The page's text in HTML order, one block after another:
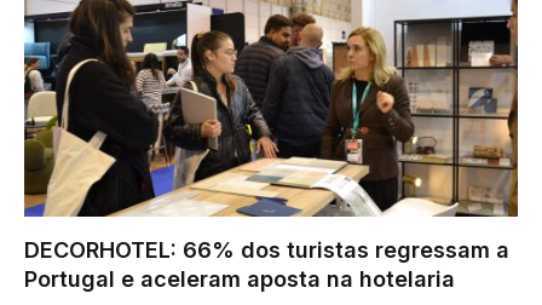
DECORHOTEL: 66% dos turistas regressam a
Portugal e aceleram aposta na hotelaria